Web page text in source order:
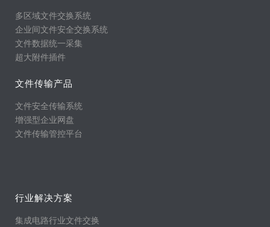
多区域文件交换系统
企业间文件安全交换系统
文件数据统一采集
超大附件插件
文件传输产品
文件安全传输系统
增强型企业网盘
文件传输管控平台
行业解决方案
集成电路行业文件交换